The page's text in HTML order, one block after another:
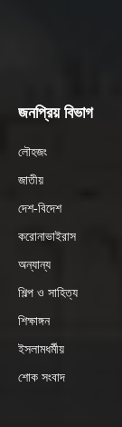
জনপ্রিয় বিভাগ
লৌহজং
জাতীয়
দেশ-বিদেশ
করোনাভাইরাস
অন্যান্য
শিল্প ও সাহিত্য
শিক্ষাঙ্গন
ইসলামধর্মীয়
শোক সংবাদ